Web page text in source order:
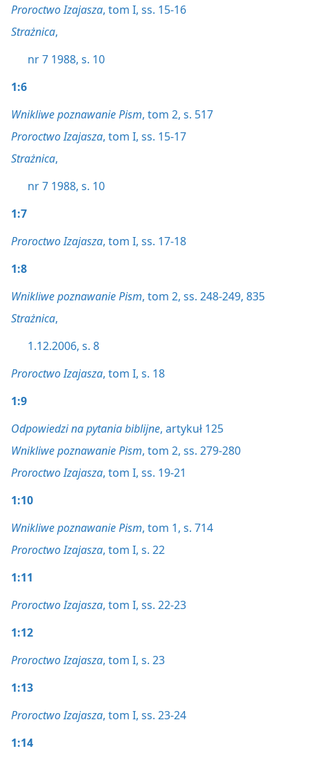
Proroctwo Izajasza, tom I, ss. 15-16
Strażnica,
nr 7 1988, s. 10
1:6
Wnikliwe poznawanie Pism, tom 2, s. 517
Proroctwo Izajasza, tom I, ss. 15-17
Strażnica,
nr 7 1988, s. 10
1:7
Proroctwo Izajasza, tom I, ss. 17-18
1:8
Wnikliwe poznawanie Pism, tom 2, ss. 248-249, 835
Strażnica,
1.12.2006, s. 8
Proroctwo Izajasza, tom I, s. 18
1:9
Odpowiedzi na pytania biblijne, artykuł 125
Wnikliwe poznawanie Pism, tom 2, ss. 279-280
Proroctwo Izajasza, tom I, ss. 19-21
1:10
Wnikliwe poznawanie Pism, tom 1, s. 714
Proroctwo Izajasza, tom I, s. 22
1:11
Proroctwo Izajasza, tom I, ss. 22-23
1:12
Proroctwo Izajasza, tom I, s. 23
1:13
Proroctwo Izajasza, tom I, ss. 23-24
1:14